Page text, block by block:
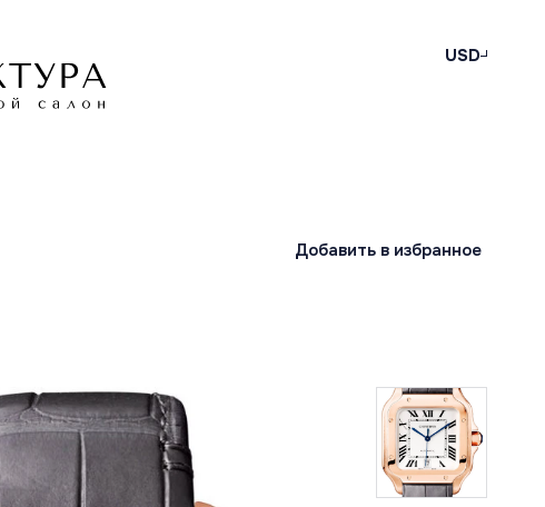
USD
Добавить в избранное